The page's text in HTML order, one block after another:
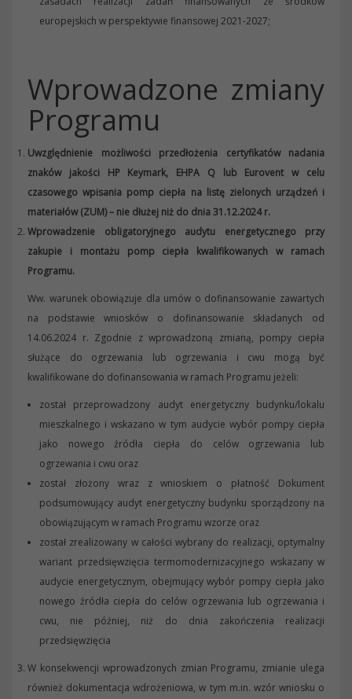
europejskich w perspektywie finansowej 2021-2027;
Wprowadzone zmiany
Programu
Uwzględnienie możliwości przedłożenia certyfikatów nadania
znaków jakości HP Keymark, EHPA Q lub Eurovent w celu
czasowego wpisania pomp ciepła na listę zielonych urządzeń i
materiałów (ZUM) – nie dłużej niż do dnia 31.12.2024 r.
Wprowadzenie obligatoryjnego audytu energetycznego przy
zakupie i montażu pomp ciepła kwalifikowanych w ramach
Programu.
Ww. warunek obowiązuje dla umów o dofinansowanie zawartych
na podstawie wniosków o dofinansowanie składanych od
14.06.2024 r. Zgodnie z wprowadzoną zmianą, pompy ciepła
służące do ogrzewania lub ogrzewania i cwu mogą być
kwalifikowane do dofinansowania w ramach Programu jeżeli:
został przeprowadzony audyt energetyczny budynku/lokalu
mieszkalnego i wskazano w tym audycie wybór pompy ciepła
jako nowego źródła ciepła do celów ogrzewania lub
ogrzewania i cwu oraz
został złożony wraz z wnioskiem o płatność Dokument
podsumowujący audyt energetyczny budynku sporządzony na
obowiązującym w ramach Programu wzorze oraz
został zrealizowany w całości wybrany do realizacji, optymalny
wariant przedsięwzięcia termomodernizacyjnego wskazany w
audycie energetycznym, obejmujący wybór pompy ciepła jako
nowego źródła ciepła do celów ogrzewania lub ogrzewania i
cwu, nie później, niż do dnia zakończenia realizacji
przedsięwzięcia
W konsekwencji wprowadzonych zmian Programu, zmianie ulega
również dokumentacja wdrożeniowa, w tym m.in. wzór wniosku o